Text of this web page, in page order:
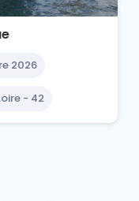
2026
- 42